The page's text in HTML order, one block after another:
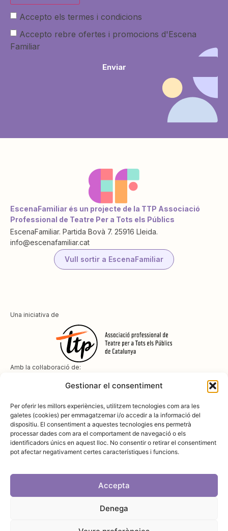
Gestionar el consentiment
Per oferir les millors experiències, utilitzem tecnologies com ara les
galetes (cookies) per emmagatzemar i/o accedir a la informació del
dispositiu. El consentiment a aquestes tecnologies ens permetrà
processar dades com ara el comportament de navegació o els
identificadors únics en aquest lloc. No consentir o retirar el consentiment
pot afectar negativament certes característiques i funcions.
Accepta
Denega
Accepto els termes i condicions
Accepto rebre ofertes i promocions d'Escena
Familiar
Enviar
EscenaFamiliar és un projecte de la TTP Associació
Professional de Teatre Per a Tots els Públics
EscenaFamiliar. Partida Bovà 7. 25916 Lleida.
info@escenafamiliar.cat
Vull sortir a EscenaFamiliar
Una iniciativa de
Amb la col·laboració de:
Amb el suport de